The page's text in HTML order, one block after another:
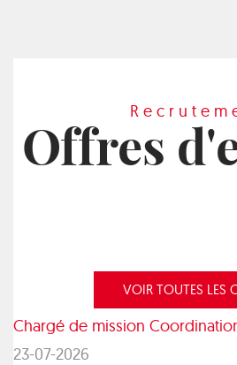
Offres
VOIR TOUTES LES
Chargé de mission
23-07-2026